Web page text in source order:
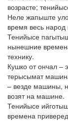
возрасте;
Неле жапыште
время весь
Тенийысе
нынешние
технику.
Кушко от ончал –
терысымат
– везде машины,
возят на машине.
Тенийысе
времена